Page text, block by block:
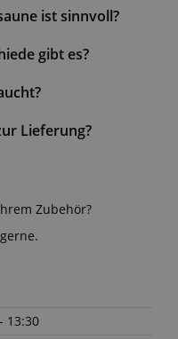
ist sinnvoll?
gibt es?
Lieferung?
Zubehör?
13:30